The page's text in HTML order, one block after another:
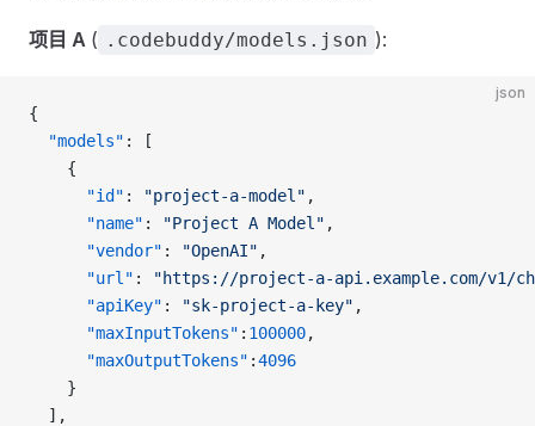
项目 A ( .codebuddy/models.json ):
json
{
  "models"
: [
    {
      "id"
: "project-a-model" ,
      "name"
: "Project A Model" ,
      "vendor"
: "OpenAI" ,
      "url"
:
"https://project-a-api.example.com/v1/
      "apiKey"
: "sk-project-a-key" ,
      "maxInputTokens"
: 100000,
      "maxOutputTokens"
:4096
    }
  ],